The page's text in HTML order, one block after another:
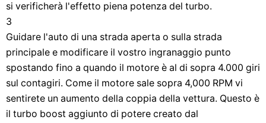
si verificherà l'effetto piena potenza del turbo.
3
Guidare l'auto di una strada aperta o sulla strada
principale e modificare il vostro ingranaggio punto
spostando fino a quando il motore è al di sopra 4.000 giri
sul contagiri. Come il motore sale sopra 4,000 RPM vi
sentirete un aumento della coppia della vettura. Questo è
il turbo boost aggiunto di potere creato dal